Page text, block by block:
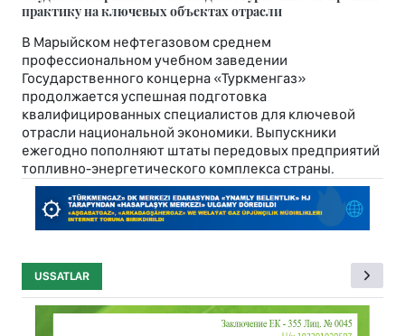
практику на ключевых объектах отрасли
В Марыйском нефтегазовом среднем
профессиональном учебном заведении
Государственного концерна «Туркменгаз»
продолжается успешная подготовка
квалифицированных специалистов для ключевой
отрасли национальной экономики. Выпускники
ежегодно пополняют штаты передовых предприятий
топливно-энергетического комплекса страны.
USSATLAR